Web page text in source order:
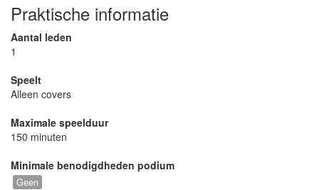
Praktische informatie
Aantal leden
1
Speelt
Alleen covers
Maximale speelduur
150 minuten
Minimale benodigdheden podium
Geen